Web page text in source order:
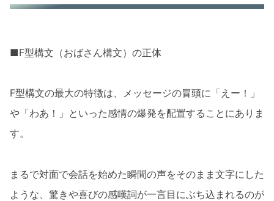
■F型構文（おばさん構文）の正体
F型構文の最大の特徴は、メッセージの冒頭に「えー！」
や「わあ！」といった感情の爆発を配置することにありま
す。
まるで対面で会話を始めた瞬間の声をそのまま文字にした
ような、驚きや喜びの感嘆詞が一言目にぶち込まれるのが